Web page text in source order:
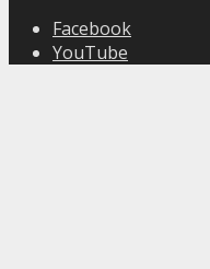
Facebook
YouTube